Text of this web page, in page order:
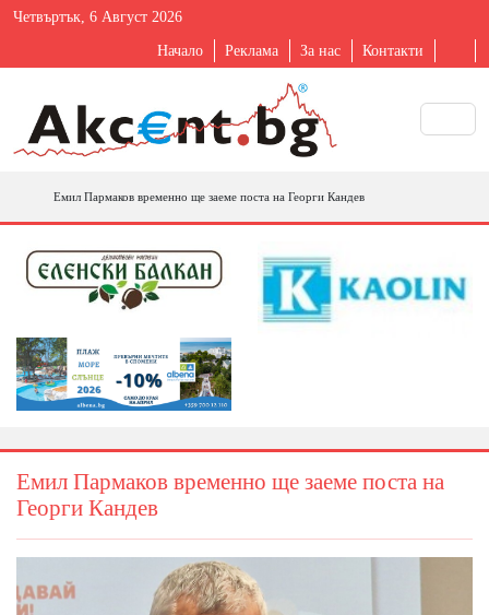
Четвъртък, 6 Август 2026
Начало Реклама За нас Контакти
Емил Пармаков временно ще заеме поста на Георги Кандев
Емил Пармаков временно ще заеме поста на
Георги Кандев